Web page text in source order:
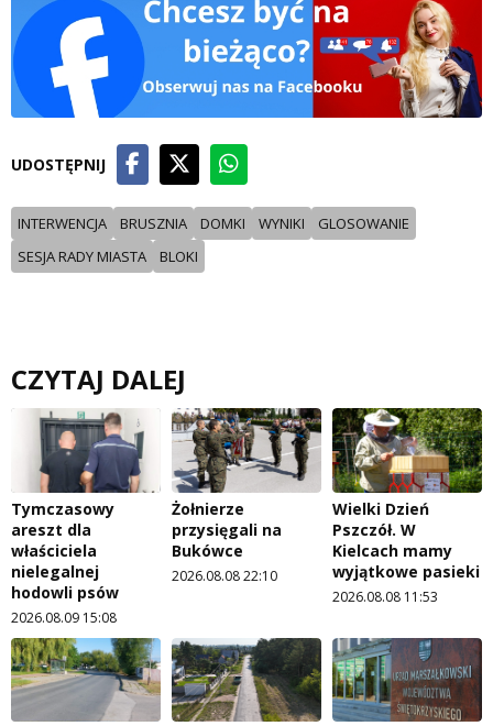
UDOSTĘPNIJ
INTERWENCJA BRUSZNIA DOMKI WYNIKI
GLOSOWANIE
SESJA RADY MIASTA
BLOKI
CZYTAJ DALEJ
Tymczasowy
areszt dla
właściciela
nielegalnej
hodowli psów
2026.08.09 15:08
Żołnierze
przysięgali na
Bukówce
2026.08.08 22:10
Wielki Dzień
Pszczół. W
Kielcach mamy
wyjątkowe pasieki
2026.08.08 11:53